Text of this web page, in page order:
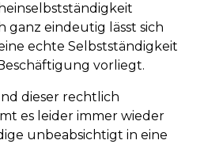
ganz eindeutig lässt sich
echte Selbstständigkeit
vorliegt.
dieser rechtlich
es leider immer wieder
unbeabsichtigt in eine